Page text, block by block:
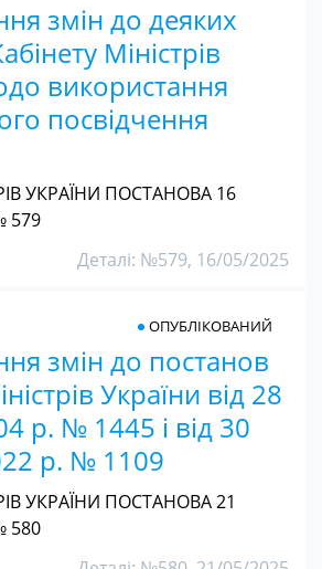
змін до деяких
Міністрів
використання
посвідчення
УКРАЇНИ ПОСТАНОВА 16
579
Деталі: №579, 16/05/2025
змін до постанов
України від 28
р. № 1445 і від 30
р. № 1109
ОПУБЛІКОВАНИЙ
УКРАЇНИ ПОСТАНОВА 21
580